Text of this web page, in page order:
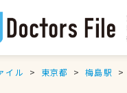
イル 東京都 梅島駅